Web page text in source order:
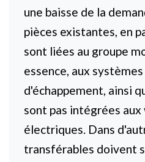
une baisse de la
pièces existantes, en
sont liées au groupe
essence, aux
d'échappement, ainsi
sont pas intégrées aux
électriques. Dans
transférables doivent